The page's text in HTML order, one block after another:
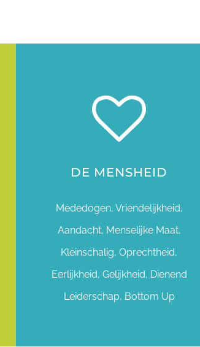
DE MENSHEID
Mededogen, Vriendelijkheid,
Aandacht, Menselijke Maat,
Kleinschalig, Oprechtheid,
Eerlijkheid, Gelijkheid, Dienend
Leiderschap, Bottom Up